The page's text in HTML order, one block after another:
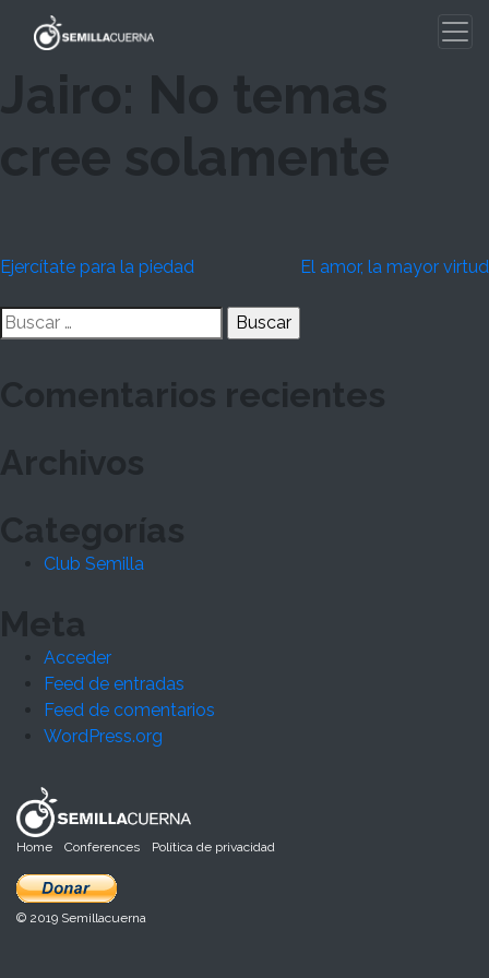
Jairo: No temas
cree solamente
Navegación
de
Ejercítate para la piedad El amor, la mayor virtud
Buscar:
Comentarios recientes
Archivos
Categorías
Club Semilla
Meta
Acceder
Feed de entradas
Feed de comentarios
WordPress.org
Home Conferences Política de privacidad
© 2019 Semillacuerna